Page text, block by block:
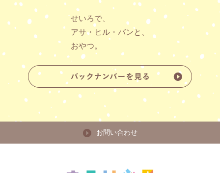
せいろで、
アサ・ヒル・バンと、
おやつ。
お問い合わせ